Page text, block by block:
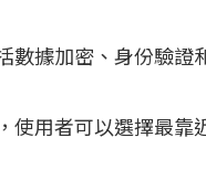
數據加密、身份驗證
使用者可以選擇最靠